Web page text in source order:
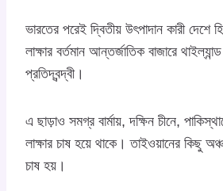
ভারতের পরেই দ্বিতীয় উৎপাদান কারী দেশে
লাক্ষার বর্তমান আন্তর্জাতিক বাজারে
প্রতিদ্বন্দ্বী।
এ ছাড়াও সমগ্র বার্মায়, দক্ষিন চীনে,
লাক্ষার চাষ হয়ে থাকে। তাইওয়ানের কিছু
চাষ হয়।